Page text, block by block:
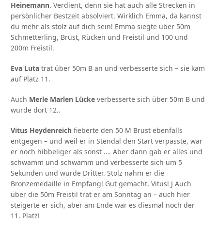
Heinemann. Verdient, denn sie hat auch alle Strecken in
persönlicher Bestzeit absolviert. Wirklich Emma, da kannst
du mehr als stolz auf dich sein! Emma siegte über 50m
Schmetterling, Brust, Rücken und Freistil und 100 und
200m Freistil.
Eva Luta trat über 50m B an und verbesserte sich – sie kam
auf Platz 11.
Auch Merle Marlen Lücke verbesserte sich über 50m B und
wurde dort 12..
Vitus Heydenreich fieberte den 50 M Brust ebenfalls
entgegen – und weil er in Stendal den Start verpasste, war
er noch hibbeliger als sonst …. Aber dann gab er alles und
schwamm und schwamm und verbesserte sich um 5
Sekunden und wurde Dritter. Stolz nahm er die
Bronzemedaille in Empfang! Gut gemacht, Vitus! J Auch
über die 50m Freistil trat er am Sonntag an – auch hier
steigerte er sich, aber am Ende war es diesmal noch der
11. Platz!